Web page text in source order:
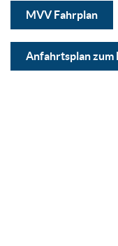
MVV Fahrplan
Anfahrtsplan zum